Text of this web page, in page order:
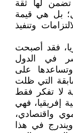
تضمن لها ثقة
بل هي قيمة
وتنفيذ
فقد أصبحت
في الدول
وتساعدها على
التي ظلت
لا تفكر فقط
إفريقيا، فهي
واقتصادي،
في هذا